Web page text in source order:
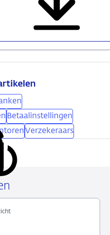
Betaalinstellingen
Verzekeraars